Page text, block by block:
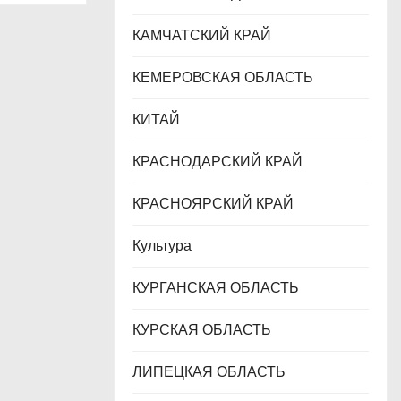
КАМЧАТСКИЙ КРАЙ
КЕМЕРОВСКАЯ ОБЛАСТЬ
КИТАЙ
КРАСНОДАРСКИЙ КРАЙ
КРАСНОЯРСКИЙ КРАЙ
Культура
КУРГАНСКАЯ ОБЛАСТЬ
КУРСКАЯ ОБЛАСТЬ
ЛИПЕЦКАЯ ОБЛАСТЬ